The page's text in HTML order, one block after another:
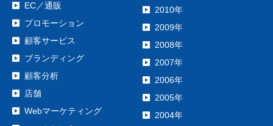
EC／通販
プロモーション
顧客サービス
ブランディング
顧客分析
店舗
Webマーケティング
2010年
2009年
2008年
2007年
2006年
2005年
2004年